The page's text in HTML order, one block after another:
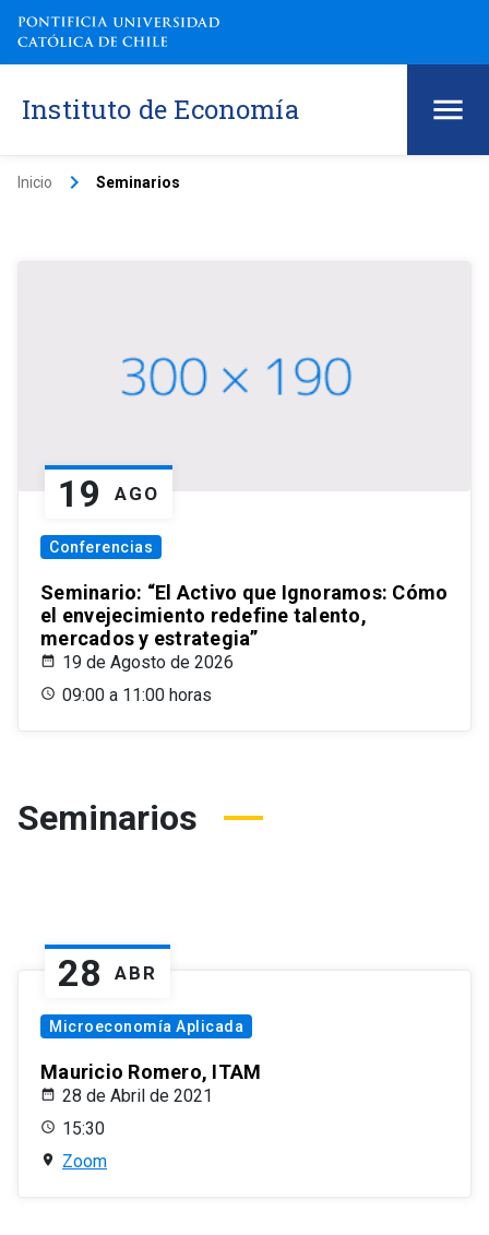
Instituto de Economía
Inicio keyboard_arrow_right Seminarios
19 AGO
Conferencias
Seminario: “El Activo que Ignoramos: Cómo
el envejecimiento redefine talento,
mercados y estrategia”
19 de Agosto de 2026
09:00 a 11:00 horas
Seminarios
28 ABR
Microeconomía Aplicada
Mauricio Romero, ITAM
28 de Abril de 2021
15:30
Zoom